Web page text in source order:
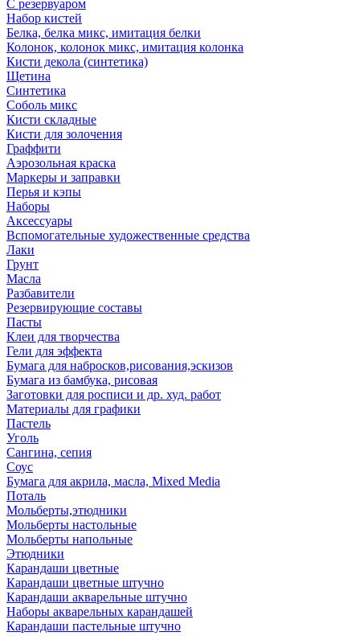
С резервуаром
Набор кистей
Белка, белка микс, имитация белки
Колонок, колонок микс, имитация колонка
Кисти декола (синтетика)
Щетина
Синтетика
Соболь микс
Кисти складные
Кисти для золочения
Граффити
Аэрозольная краска
Маркеры и заправки
Перья и кэпы
Наборы
Аксессуары
Вспомогательные художественные средства
Лаки
Грунт
Масла
Разбавители
Резервирующие составы
Пасты
Клеи для творчества
Гели для эффекта
Бумага для набросков,рисования,эскизов
Бумага из бамбука, рисовая
Заготовки для росписи и др. худ. работ
Материалы для графики
Пастель
Уголь
Сангина, сепия
Соус
Бумага для акрила, масла, Mixed Media
Поталь
Мольберты,этюдники
Мольберты настольные
Мольберты напольные
Этюдники
Карандаши цветные
Карандаши цветные штучно
Карандаши акварельные штучно
Наборы акварельных карандашей
Карандаши пастельные штучно